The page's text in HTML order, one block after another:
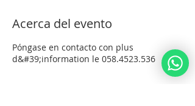
Acerca del evento
Póngase en contacto con plus
d&#39;information le 058.4523.536